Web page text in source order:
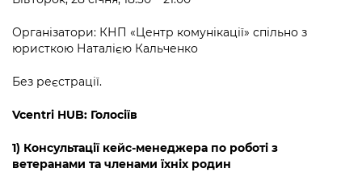
Організатори: КНП «Центр комунікації» спільно з
юристкою Наталією Кальченко
Без реєстрації.
Vcentri HUB: Голосіїв
1) Консультації кейс-менеджера по роботі з
ветеранами та членами їхніх родин